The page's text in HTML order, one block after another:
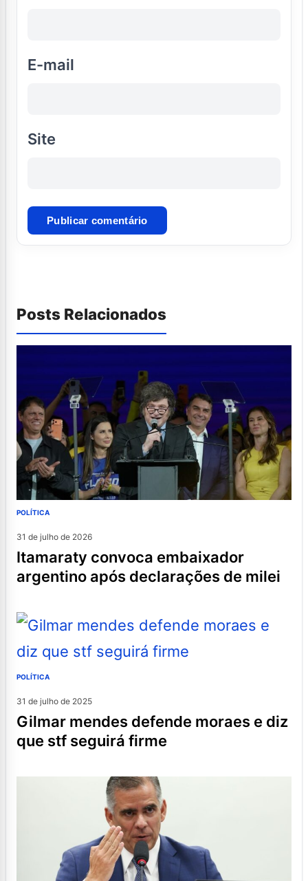
E-mail
Site
Posts Relacionados
POLÍTICA
31 de julho de 2026
itamaraty convoca embaixador
argentino após declarações de milei
POLÍTICA
31 de julho de 2025
gilmar mendes defende moraes e diz
que stf seguirá firme